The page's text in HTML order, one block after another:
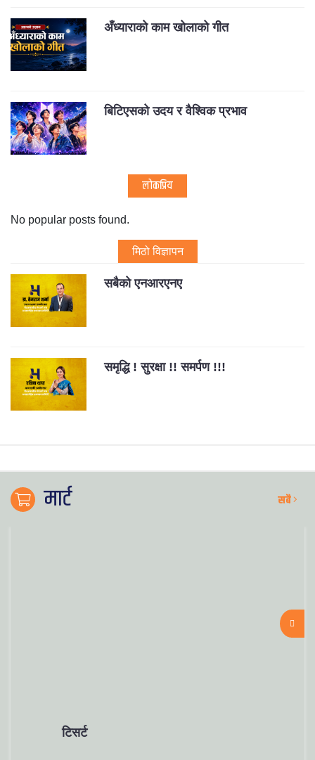
अँध्याराको काम खोलाको गीत
बिटिएसको उदय र वैश्विक प्रभाव
लोकप्रिय
No popular posts found.
मिठो विज्ञापन
सबैको एनआरएनए
समृद्धि ! सुरक्षा !! समर्पण !!!
मार्ट सबै
टिसर्ट